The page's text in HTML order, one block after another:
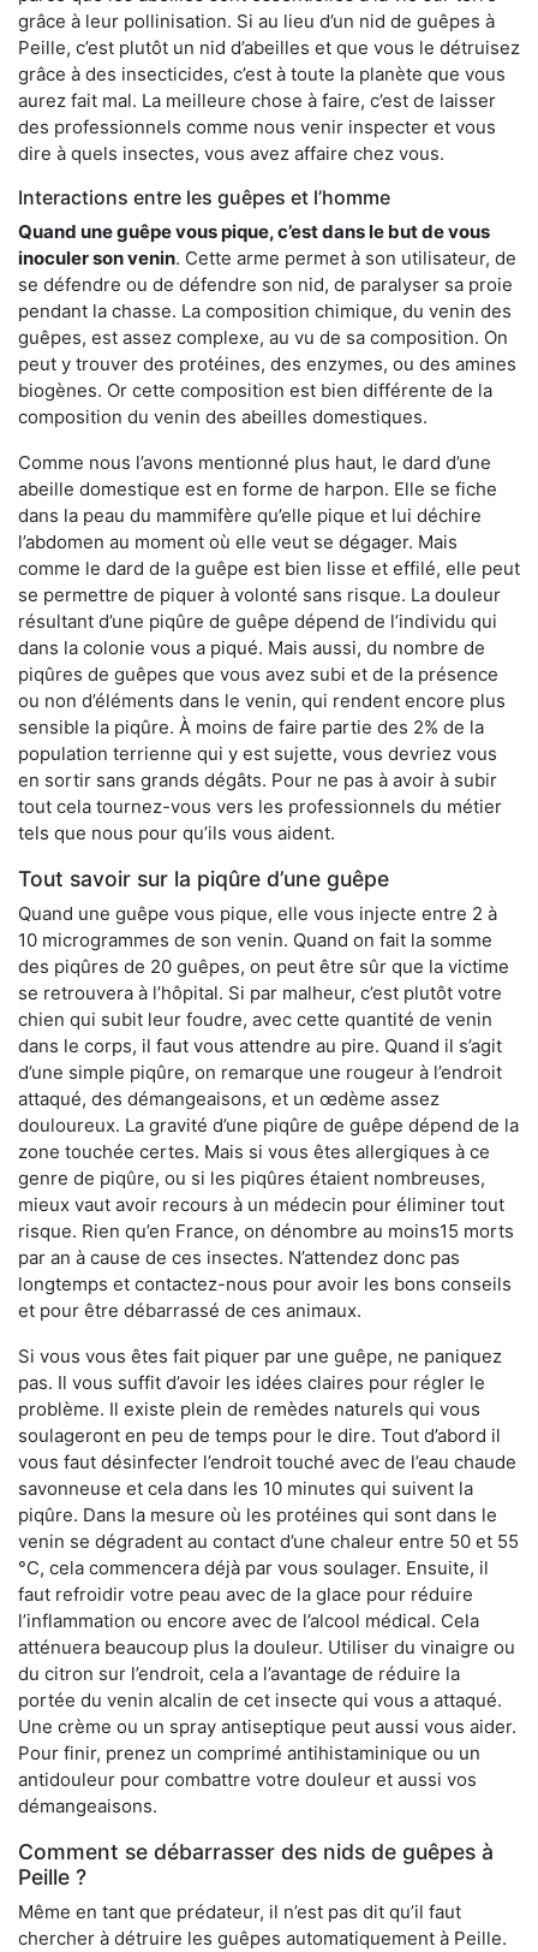
grâce à leur pollinisation. Si au lieu d’un nid de guêpes à
Peille, c’est plutôt un nid d’abeilles et que vous le détruisez
grâce à des insecticides, c’est à toute la planète que vous
aurez fait mal. La meilleure chose à faire, c’est de laisser
des professionnels comme nous venir inspecter et vous
dire à quels insectes, vous avez affaire chez vous.
Interactions entre les guêpes et l’homme
Quand une guêpe vous pique, c’est dans le but de vous
inoculer son venin. Cette arme permet à son utilisateur, de
se défendre ou de défendre son nid, de paralyser sa proie
pendant la chasse. La composition chimique, du venin des
guêpes, est assez complexe, au vu de sa composition. On
peut y trouver des protéines, des enzymes, ou des amines
biogènes. Or cette composition est bien différente de la
composition du venin des abeilles domestiques.
Comme nous l’avons mentionné plus haut, le dard d’une
abeille domestique est en forme de harpon. Elle se fiche
dans la peau du mammifère qu’elle pique et lui déchire
l’abdomen au moment où elle veut se dégager. Mais
comme le dard de la guêpe est bien lisse et effilé, elle peut
se permettre de piquer à volonté sans risque. La douleur
résultant d’une piqûre de guêpe dépend de l’individu qui
dans la colonie vous a piqué. Mais aussi, du nombre de
piqûres de guêpes que vous avez subi et de la présence
ou non d’éléments dans le venin, qui rendent encore plus
sensible la piqûre. À moins de faire partie des 2% de la
population terrienne qui y est sujette, vous devriez vous
en sortir sans grands dégâts. Pour ne pas à avoir à subir
tout cela tournez-vous vers les professionnels du métier
tels que nous pour qu’ils vous aident.
Tout savoir sur la piqûre d’une guêpe
Quand une guêpe vous pique, elle vous injecte entre 2 à
10 microgrammes de son venin. Quand on fait la somme
des piqûres de 20 guêpes, on peut être sûr que la victime
se retrouvera à l’hôpital. Si par malheur, c’est plutôt votre
chien qui subit leur foudre, avec cette quantité de venin
dans le corps, il faut vous attendre au pire. Quand il s’agit
d’une simple piqûre, on remarque une rougeur à l’endroit
attaqué, des démangeaisons, et un œdème assez
douloureux. La gravité d’une piqûre de guêpe dépend de la
zone touchée certes. Mais si vous êtes allergiques à ce
genre de piqûre, ou si les piqûres étaient nombreuses,
mieux vaut avoir recours à un médecin pour éliminer tout
risque. Rien qu’en France, on dénombre au moins15 morts
par an à cause de ces insectes. N’attendez donc pas
longtemps et contactez-nous pour avoir les bons conseils
et pour être débarrassé de ces animaux.
Si vous vous êtes fait piquer par une guêpe, ne paniquez
pas. Il vous suffit d’avoir les idées claires pour régler le
problème. Il existe plein de remèdes naturels qui vous
soulageront en peu de temps pour le dire. Tout d’abord il
vous faut désinfecter l’endroit touché avec de l’eau chaude
savonneuse et cela dans les 10 minutes qui suivent la
piqûre. Dans la mesure où les protéines qui sont dans le
venin se dégradent au contact d’une chaleur entre 50 et 55
°C, cela commencera déjà par vous soulager. Ensuite, il
faut refroidir votre peau avec de la glace pour réduire
l’inflammation ou encore avec de l’alcool médical. Cela
atténuera beaucoup plus la douleur. Utiliser du vinaigre ou
du citron sur l’endroit, cela a l’avantage de réduire la
portée du venin alcalin de cet insecte qui vous a attaqué.
Une crème ou un spray antiseptique peut aussi vous aider.
Pour finir, prenez un comprimé antihistaminique ou un
antidouleur pour combattre votre douleur et aussi vos
démangeaisons.
Comment se débarrasser des nids de guêpes à
Peille ?
Même en tant que prédateur, il n’est pas dit qu’il faut
chercher à détruire les guêpes automatiquement à Peille.